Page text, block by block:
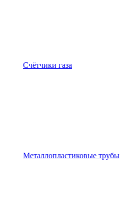
Счётчики газа
Металлопластиковые трубы